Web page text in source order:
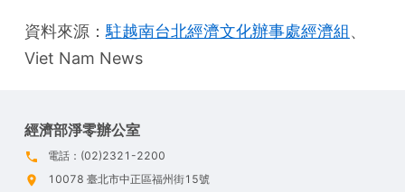
資料來源：駐越南台北經濟文化辦事處經濟組、
Viet Nam News
經濟部淨零辦公室
電話：(02)2321-2200
10078 臺北市中正區福州街15號